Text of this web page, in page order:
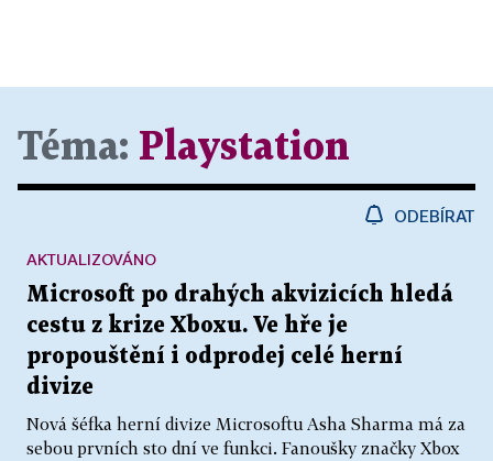
Téma: Playstation
ODEBÍRAT
Microsoft po drahých akvizicích hledá
cestu z krize Xboxu. Ve hře je
propouštění i odprodej celé herní
divize
Nová šéfka herní divize Microsoftu Asha Sharma má za
sebou prvních sto dní ve funkci. Fanoušky značky Xbox
AKTUALIZOVÁNO